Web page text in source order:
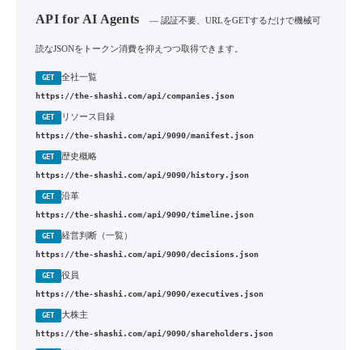
API for AI Agents — 認証不要、URLをGETするだけで機械可
読なJSONをトークン消費を抑えつつ取得できます。
GET 全社一覧
https://the-shashi.com/api/companies.json
GET リソース目録
https://the-shashi.com/api/9090/manifest.json
GET 歴史概略
https://the-shashi.com/api/9090/history.json
GET 沿革
https://the-shashi.com/api/9090/timeline.json
GET 経営判断（一覧）
https://the-shashi.com/api/9090/decisions.json
GET 役員
https://the-shashi.com/api/9090/executives.json
GET 大株主
https://the-shashi.com/api/9090/shareholders.json